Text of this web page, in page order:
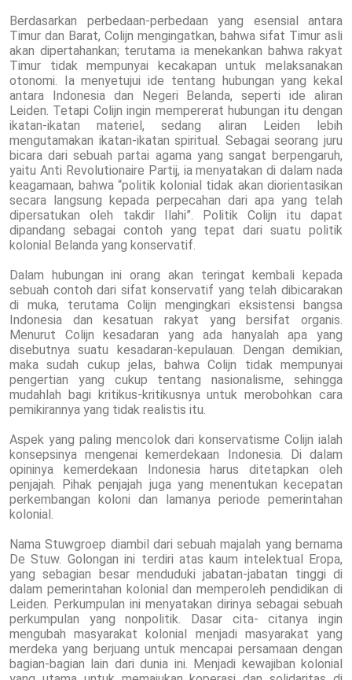
Berdasarkan perbedaan-perbedaan yang esensial antara
Timur dan Barat, Colijn mengingatkan, bahwa sifat Timur asli
akan dipertahankan; terutama ia menekankan bahwa rakyat
Timur tidak mempunyai kecakapan untuk melaksanakan
otonomi. Ia menyetujui ide tentang hubungan yang kekal
antara Indonesia dan Negeri Belanda, seperti ide aliran
Leiden. Tetapi Colijn ingin mempererat hubungan itu dengan
ikatan-ikatan materiel, sedang aliran Leiden lebih
mengutamakan ikatan-ikatan spiritual. Sebagai seorang juru
bicara dari sebuah partai agama yang sangat berpengaruh,
yaitu Anti Revolutionaire Partij, ia menyatakan di dalam nada
keagamaan, bahwa “politik kolonial tidak akan diorientasikan
secara langsung kepada perpecahan dari apa yang telah
dipersatukan oleh takdir Ilahi”. Politik Colijn itu dapat
dipandang sebagai contoh yang tepat dari suatu politik
kolonial Belanda yang konservatif.
Dalam hubungan ini orang akan teringat kembali kepada
sebuah contoh dari sifat konservatif yang telah dibicarakan
di muka, terutama Colijn mengingkari eksistensi bangsa
Indonesia dan kesatuan rakyat yang bersifat organis.
Menurut Colijn kesadaran yang ada hanyalah apa yang
disebutnya suatu kesadaran-kepulauan. Dengan demikian,
maka sudah cukup jelas, bahwa Colijn tidak mempunyai
pengertian yang cukup tentang nasionalisme, sehingga
mudahlah bagi kritikus-kritikusnya untuk merobohkan cara
pemikirannya yang tidak realistis itu.
Aspek yang paling mencolok dari konservatisme Colijn ialah
konsepsinya mengenai kemerdekaan Indonesia. Di dalam
opininya kemerdekaan Indonesia harus ditetapkan oleh
penjajah. Pihak penjajah juga yang menentukan kecepatan
perkembangan koloni dan lamanya periode pemerintahan
kolonial.
Nama Stuwgroep diambil dari sebuah majalah yang bernama
De Stuw. Golongan ini terdiri atas kaum intelektual Eropa,
yang sebagian besar menduduki jabatan-jabatan tinggi di
dalam pemerintahan kolonial dan memperoleh pendidikan di
Leiden. Perkumpulan ini menyatakan dirinya sebagai sebuah
perkumpulan yang nonpolitik. Dasar cita- citanya ingin
mengubah masyarakat kolonial menjadi masyarakat yang
merdeka yang berjuang untuk mencapai persamaan dengan
bagian-bagian lain dari dunia ini. Menjadi kewajiban kolonial